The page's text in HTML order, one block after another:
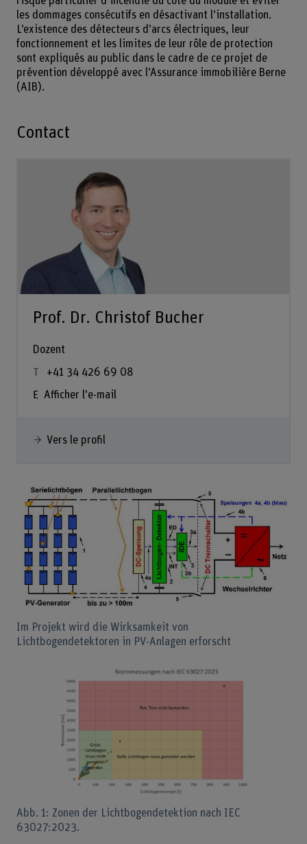
les dommages consécutifs en désactivant l’installation.
L’existence des détecteurs d’arcs électriques, leur
fonctionnement et les limites de leur rôle de protection
sont expliqués au public dans le cadre de ce projet de
prévention développé avec l’Assurance immobilière Berne
(AIB).
Contact
Prof. Dr. Christof Bucher
Dozent
+41 34 426 69 08
Afficher l'e-mail
Vers le profil
Im Projekt wird die Wirksamkeit von
Lichtbogendetektoren in PV-Anlagen erforscht
Abb. 1: Zonen der Lichtbogendetektion nach IEC
63027:2023.